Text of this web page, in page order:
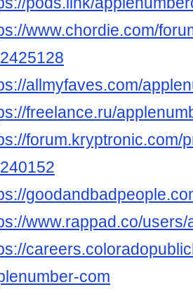
www.chordie.com/
allmyfaves.com/
freelance.ru/
forum.kryptronic.com/
www.rappad.co/
com